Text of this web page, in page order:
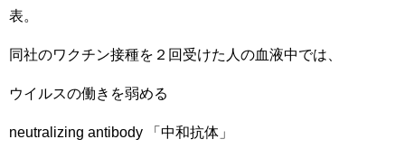
表。
同社のワクチン接種を２回受けた人の血液中では、
ウイルスの働きを弱める
neutralizing antibody 「中和抗体」